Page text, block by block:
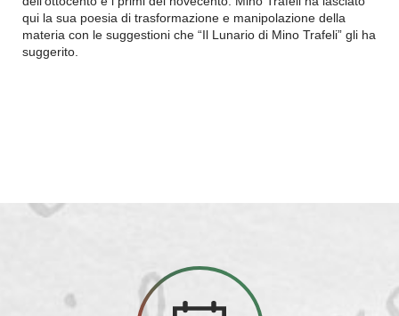
qui la sua poesia di trasformazione e manipolazione della
materia con le suggestioni che “Il Lunario di Mino Trafeli” gli ha
suggerito.